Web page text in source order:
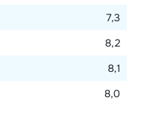
7,3
8,2
8,1
8,0